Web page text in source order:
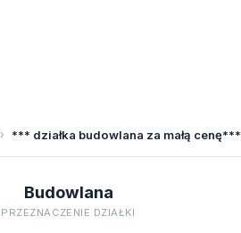
› *** działka budowlana za małą cenę***
Budowlana
PRZEZNACZENIE DZIAŁKI